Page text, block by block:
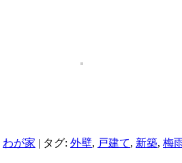
わが家 | タグ: 外壁, 戸建て, 新築, 梅